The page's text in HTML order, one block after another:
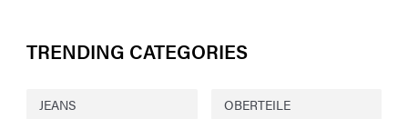
TRENDING CATEGORIES
JEANS OBERTEILE